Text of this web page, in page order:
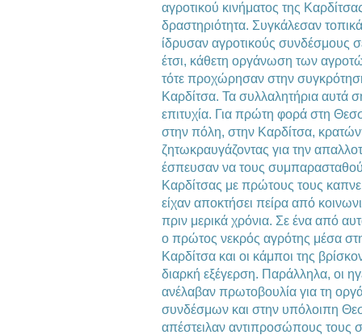
αγροτικού κινήματος της
δραστηριότητα. Συγκάλεσαν
ίδρυσαν αγροτικούς συνδέσμους
έτσι, κάθετη οργάνωση των
τότε προχώρησαν στην
Καρδίτσα. Τα συλλαλητήρια αυτά
επιτυχία. Για πρώτη φορά στη
στην πόλη, στην Καρδίτσα,
ζητωκραυγάζοντας για την
έσπευσαν να τους συμπαρασταθούν
Καρδίτσας με πρώτους τους
είχαν αποκτήσει πείρα από
πριν μερικά χρόνια. Σε ένα από
ο πρώτος νεκρός αγρότης μέσα
Καρδίτσα και οι κάμποι της
διαρκή εξέγερση. Παράλληλα, οι
ανέλαβαν πρωτοβουλία για τη
συνδέσμων και στην υπόλοιπη
απέστειλαν αντιπροσώπους